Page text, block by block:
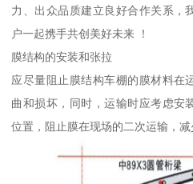
力、出众品质建立良好合作关系，
户一起携手共创美好未来 ！
膜结构的安装和张拉
应尽量阻止膜结构车棚的膜材料在
曲和损坏，同时，运输时应考虑安
位置，阻止膜在现场的二次运输，减